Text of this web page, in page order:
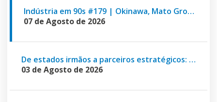
Indústria em 90s #179 | Okinawa, Mato Grosso e NeoIndústria
07 de Agosto de 2026
De estados irmãos a parceiros estratégicos: Fiems e Fiemt estreitam relações
03 de Agosto de 2026